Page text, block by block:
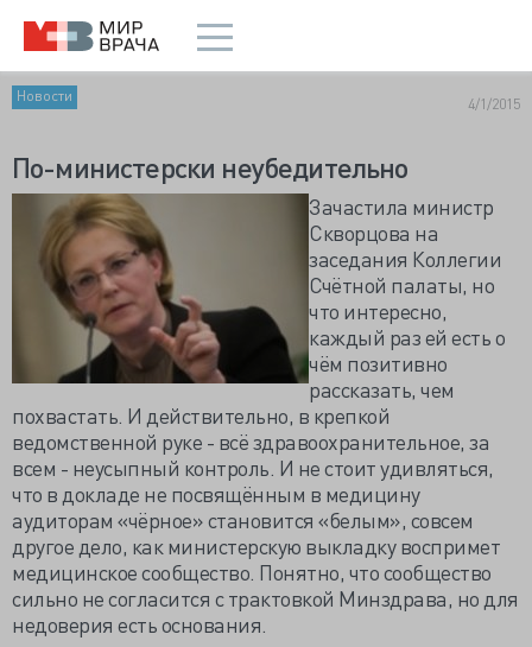
Новости 4/1/2015
По-министерски неубедительно
Зачастила министр
Скворцова на
заседания Коллегии
Счётной палаты, но
что интересно,
каждый раз ей есть о
чём позитивно
рассказать, чем
похвастать. И действительно, в крепкой
ведомственной руке - всё здравоохранительное, за
всем - неусыпный контроль. И не стоит удивляться,
что в докладе не посвящённым в медицину
аудиторам «чёрное» становится «белым», совсем
другое дело, как министерскую выкладку воспримет
медицинское сообщество. Понятно, что сообщество
сильно не согласится с трактовкой Минздрава, но для
недоверия есть основания.